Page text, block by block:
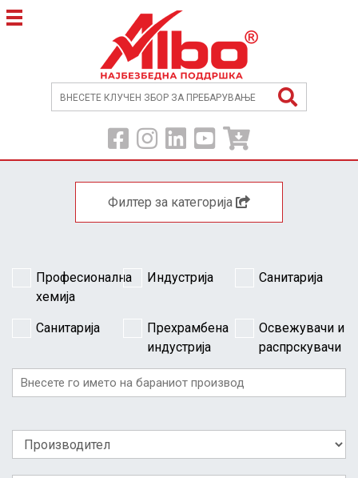
Филтер за категорија
Професионална
хемија
Индустрија Санитарија
Санитарија
Прехрамбена
индустрија
Освежувачи и
распрскувачи